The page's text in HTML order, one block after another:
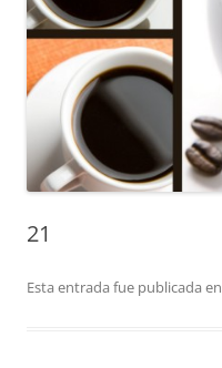
21
Esta entrada fue publicada en